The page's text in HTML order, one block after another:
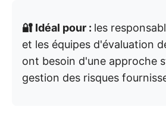
🔐 Idéal pour : les
et les équipes d'évaluation
ont besoin d'une approche
gestion des risques